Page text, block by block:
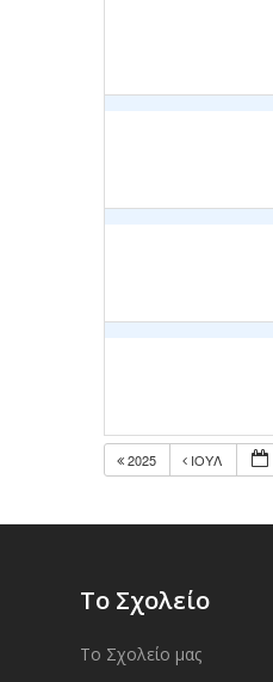
2025 ΙΟΥΛ
Το Σχολείο
Το Σχολείο μας